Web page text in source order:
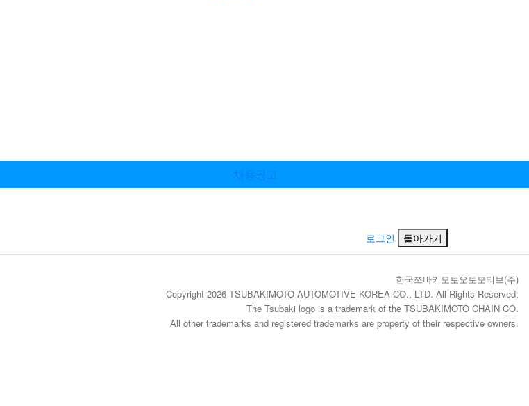
채용공고
로그인 돌아가기
한국쯔바키모토오토모티브(주)
Copyright 2026 TSUBAKIMOTO AUTOMOTIVE KOREA CO., LTD. All Rights Reserved.
The Tsubaki logo is a trademark of the TSUBAKIMOTO CHAIN CO.
All other trademarks and registered trademarks are property of their respective owners.